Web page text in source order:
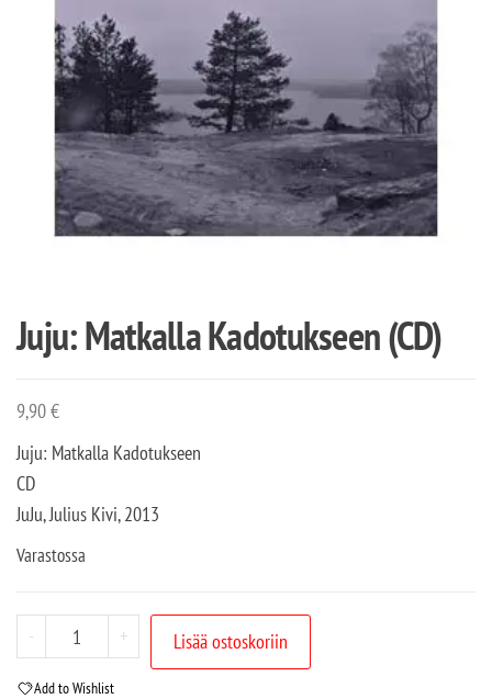
Juju: Matkalla Kadotukseen (CD)
9,90€
Juju: Matkalla Kadotukseen
CD
JuJu, Julius Kivi, 2013
Varastossa
- + Lisää ostoskoriin
Add to Wishlist